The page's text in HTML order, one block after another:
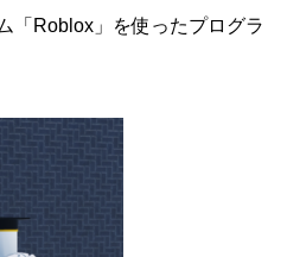
「Roblox」を使ったプログラ